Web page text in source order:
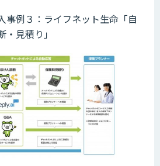
事例３：ライフネット生命「自
見積り」